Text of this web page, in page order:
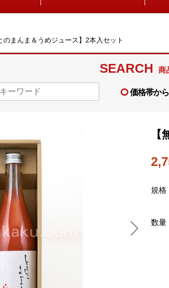
のまんま＆うめジュース】2本入セット
SEARCH 商
価格帯か
規格
数量